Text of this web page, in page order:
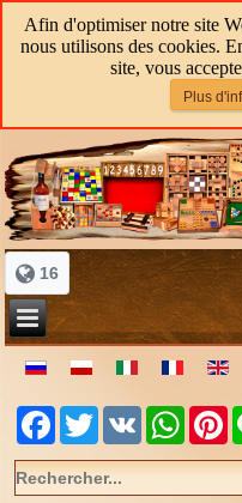
Afin d'optimiser notre site
nous utilisons des cookies.
site, vous
Plus
16
Facebook
TwitterVK